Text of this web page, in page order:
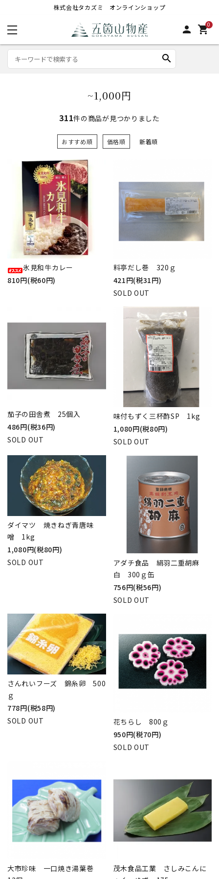
株式会社タカズミ オンラインショップ
person 0
shopping_cart
search
~1,000円
311件の商品が見つかりました
おすすめ順 価格順 新着順
氷見和牛カレー
810円(税60円)
料亭だし巻 320ｇ
421円(税31円)
SOLD OUT
茄子の田舎煮 25個入
486円(税36円)
SOLD OUT
味付もずく三杯酢SP 1kg
1,080円(税80円)
SOLD OUT
ダイマツ 焼きねぎ青唐味
噌 1kg
1,080円(税80円)
SOLD OUT
アダチ食品 絹羽二重胡麻
白 300ｇ缶
756円(税56円)
SOLD OUT
さんれいフーズ 錦糸卵 500
ｇ
778円(税58円)
SOLD OUT
花ちらし 800ｇ
950円(税70円)
SOLD OUT
大市珍味 一口焼き湯葉巻
茂木食品工業 さしみこんに